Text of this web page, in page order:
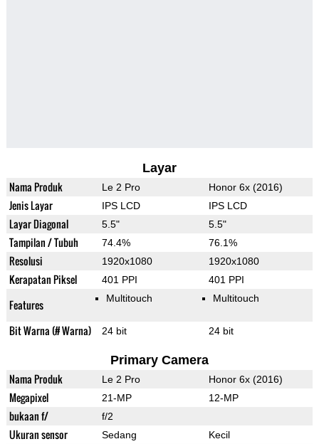
Layar
Nama Produk Le 2 Pro Honor 6x (2016)
Jenis Layar IPS LCD IPS LCD
Layar Diagonal 5.5" 5.5"
Tampilan / Tubuh 74.4% 76.1%
Resolusi 1920x1080 1920x1080
Kerapatan Piksel 401 PPI 401 PPI
Features Multitouch Multitouch
Bit Warna (# Warna) 24 bit 24 bit
Primary Camera
Nama Produk Le 2 Pro Honor 6x (2016)
Megapixel 21-MP 12-MP
bukaan f/ f/2
Ukuran sensor Sedang Kecil